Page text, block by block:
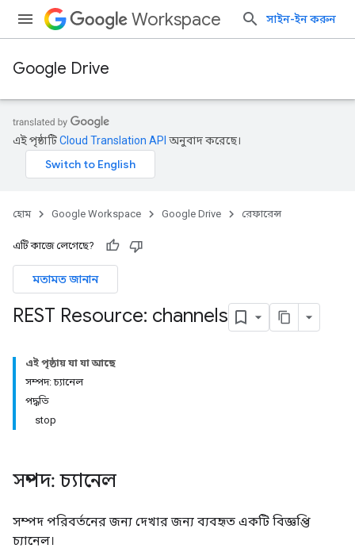
Workspace সাইন-ইন করুন
Google Drive
এই পৃষ্ঠাটিCloud Translation API অনুবাদ করেছে।
হোম Google Workspace Google Drive রেফারেন্স
এটি কাজে লেগেছে?
মতামত জানান
REST Resource: channels
এই পৃষ্ঠায় যা যা আছে
সম্পদ: চ্যানেল
পদ্ধতি
stop
সম্পদ: চ্যানেল
সম্পদ পরিবর্তনের জন্য দেখার জন্য ব্যবহৃত একটি বিজ্ঞপ্তি
চ্যানেল।